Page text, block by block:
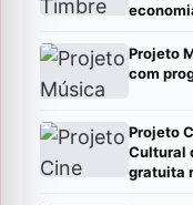
Projeto
com
Projeto
Cultural
gratuita